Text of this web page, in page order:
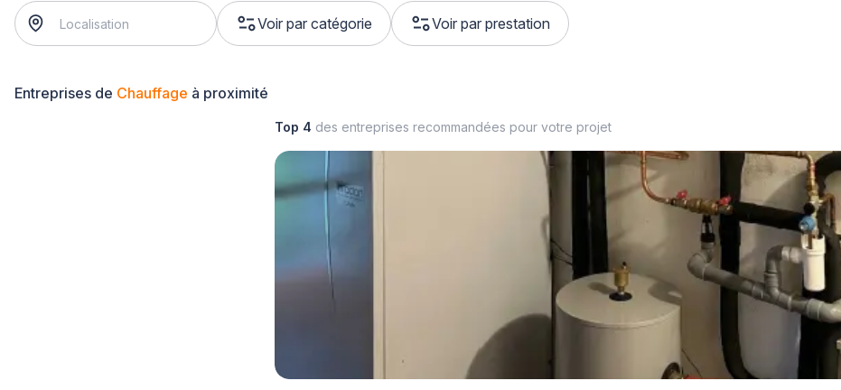
Voir par catégorie Voir par prestation
Entreprises de Chauffage à proximité
Top 4 des entreprises recommandées pour votre projet